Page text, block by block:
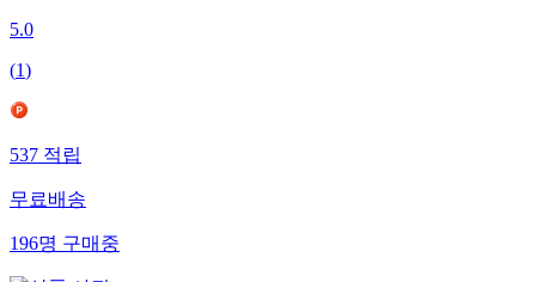
5.0
(1)
537적립
무료배송
196명구매중